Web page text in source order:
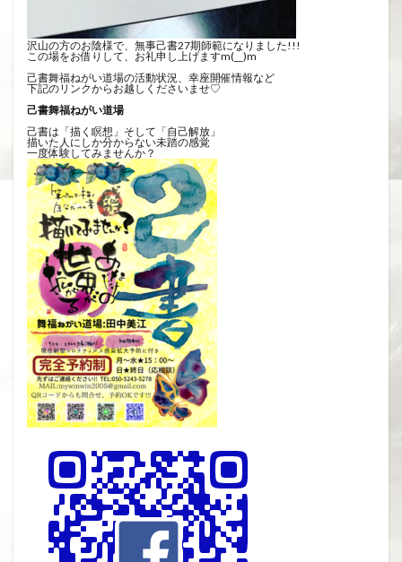
沢山の方のお陰様で、無事己書27期師範になりました!!!
この場をお借りして、お礼申し上げますm(__)m
己書舞福ねがい道場の活動状況、幸座開催情報など
下記のリンクからお越しくださいませ♡
己書舞福ねがい道場
己書は「描く瞑想」そして「自己解放」
描いた人にしか分からない未踏の感覚
一度体験してみませんか？